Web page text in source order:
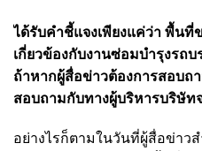
ได้รับคำชี้แจงเพียงแค่ว่า พื้นที่
เกี่ยวข้องกับงานซ่อมบำรุงรถ
ถ้าหากผู้สื่อข่าวต้องการสอบถ
สอบถามกับทางผู้บริหารบริษัท
อย่างไรก็ตามในวันที่ผู้สื่อข่าว